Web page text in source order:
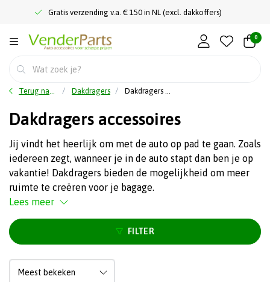
Gratis verzending v.a. € 150 in NL (excl. dakkoffers)
0
Terug naar home Dakdragers Dakdragers accessoires
Dakdragers accessoires
Jij vindt het heerlijk om met de auto op pad te gaan. Zoals
iedereen zegt, wanneer je in de auto stapt dan ben je op
vakantie! Dakdragers bieden de mogelijkheid om meer
ruimte te creëren voor je bagage.
Lees meer
FILTER